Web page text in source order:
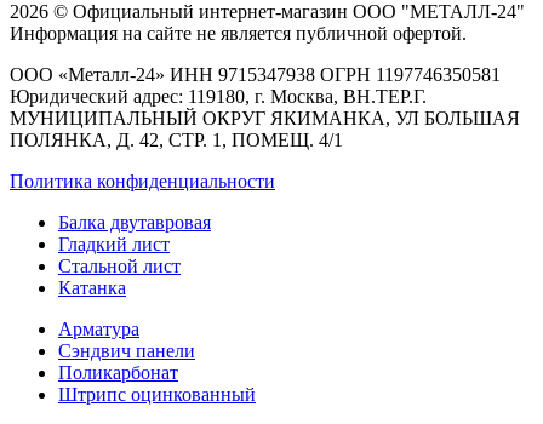
2026 © Официальный интернет-магазин ООО "МЕТАЛЛ-24"
Информация на сайте не является публичной офертой.
ООО «Металл-24» ИНН 9715347938 ОГРН 1197746350581
Юридический адрес: 119180, г. Москва, ВН.ТЕР.Г.
МУНИЦИПАЛЬНЫЙ ОКРУГ ЯКИМАНКА, УЛ БОЛЬШАЯ
ПОЛЯНКА, Д. 42, СТР. 1, ПОМЕЩ. 4/1
Политика конфиденциальности
Балка двутавровая
Гладкий лист
Стальной лист
Катанка
Арматура
Сэндвич панели
Поликарбонат
Штрипс оцинкованный